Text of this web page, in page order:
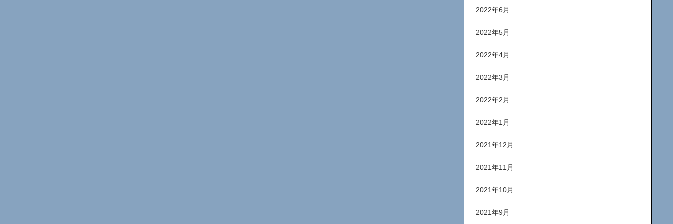
2022年6月
2022年5月
2022年4月
2022年3月
2022年2月
2022年1月
2021年12月
2021年11月
2021年10月
2021年9月